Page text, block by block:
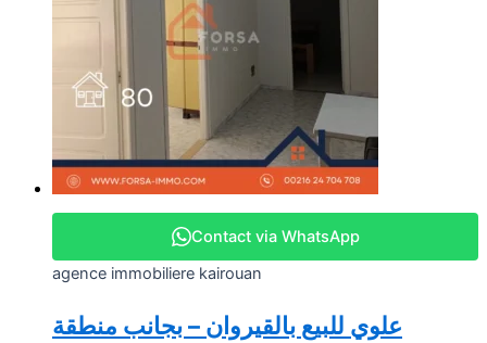
Contact via WhatsApp
agence immobiliere kairouan
علوي للبيع بالقيروان – بجانب منطقة